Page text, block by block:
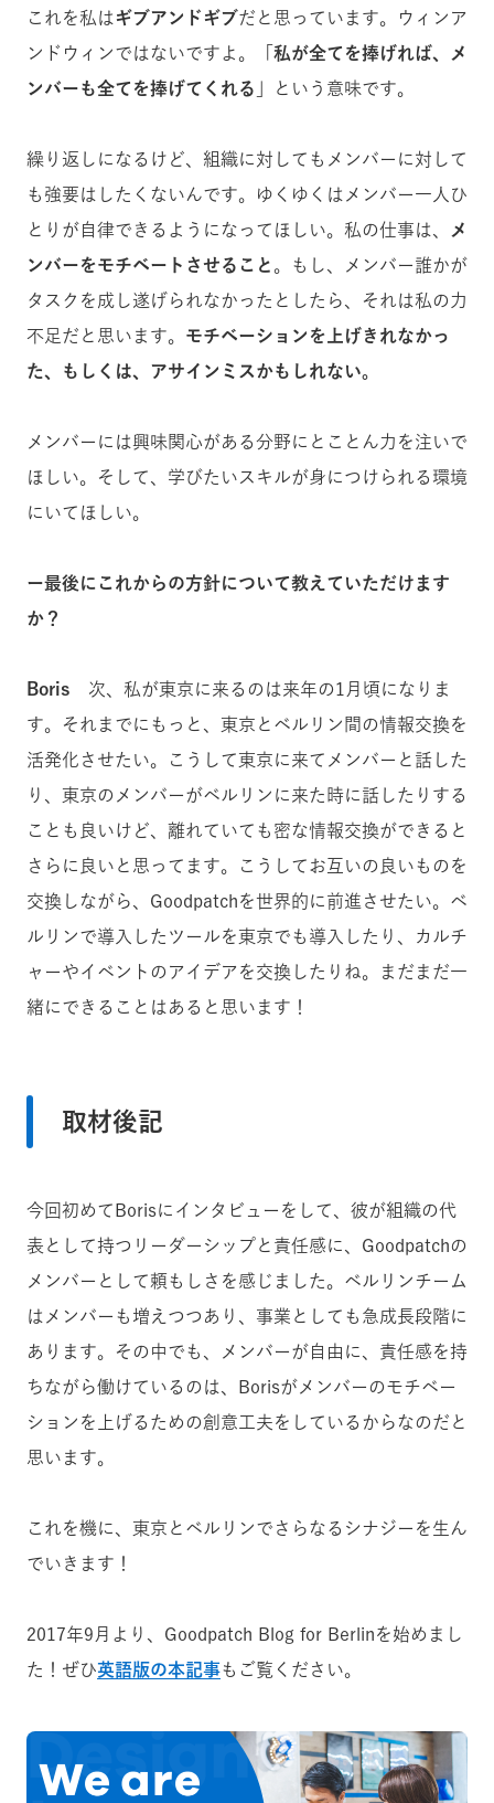
これを私はギブアンドギブだと思っています。ウィンア
ンドウィンではないですよ。「 私が全てを捧げれば、メ
ンバーも全てを捧げてくれる
」という意味です。
繰り返しになるけど、組織に対してもメンバーに対して
も強要はしたくないんです。ゆくゆくはメンバー一人ひ
とりが自律できるようになってほしい。私の仕事は、
メ
ンバーをモチベートさせること 。もし、メンバー誰かが
タスクを成し遂げられなかったとしたら、それは私の力
不足だと思います。 モチベーションを上げきれなかっ
た、もしくは、アサインミスかもしれない。
メンバーには興味関心がある分野にとことん力を注いで
ほしい。そして、学びたいスキルが身につけられる環境
にいてほしい。
ー最後にこれからの方針について教えていただけます
か？
Boris 次、私が東京に来るのは来年の1月頃になりま
す。それまでにもっと、東京とベルリン間の情報交換を
活発化させたい。こうして東京に来てメンバーと話した
り、東京のメンバーがベルリンに来た時に話したりする
ことも良いけど、離れていても密な情報交換ができると
さらに良いと思ってます。こうしてお互いの良いものを
交換しながら、Goodpatchを世界的に前進させたい。ベ
ルリンで導入したツールを東京でも導入したり、カルチ
ャーやイベントのアイデアを交換したりね。まだまだ一
緒にできることはあると思います！
取材後記
今回初めてBorisにインタビューをして、彼が組織の代
表として持つリーダーシップと責任感に、Goodpatchの
メンバーとして頼もしさを感じました。ベルリンチーム
はメンバーも増えつつあり、事業としても急成長段階に
あります。その中でも、メンバーが自由に、責任感を持
ちながら働けているのは、Borisがメンバーのモチベー
ションを上げるための創意工夫をしているからなのだと
思います。
これを機に、東京とベルリンでさらなるシナジーを生ん
でいきます！
2017年9月より、Goodpatch Blog for Berlinを始めまし
た！ぜひ英語版の本記事もご覧ください。